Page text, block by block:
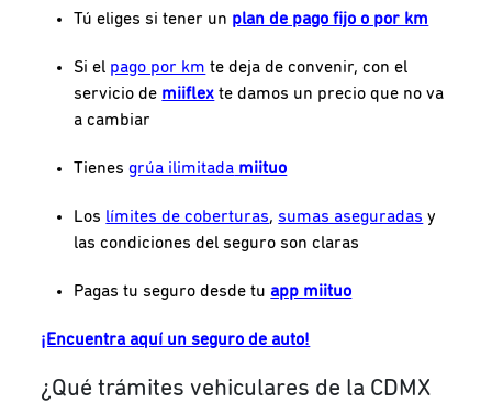
Tú eliges si tener un plan de pago fijo o por km
Si el pago por km te deja de convenir, con el
servicio de miiflex te damos un precio que no va
a cambiar
Tienes grúa ilimitada miituo
Los límites de coberturas,sumas aseguradas y
las condiciones del seguro son claras
Pagas tu seguro desde tu app miituo
¡Encuentra aquí un seguro de auto!
¿Qué trámites vehiculares de la CDMX